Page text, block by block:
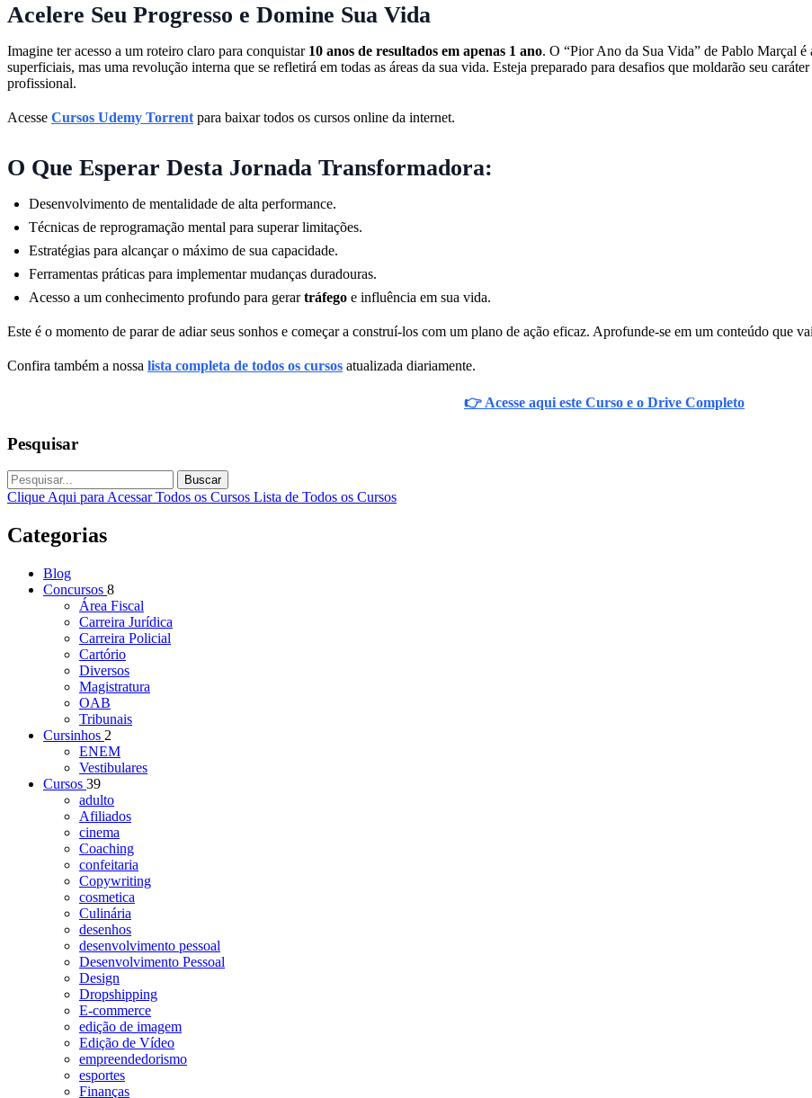
Acelere Seu Progresso e Domine Sua Vida
Imagine ter acesso a um roteiro claro para conquistar 10 anos de resultados em apenas 1 ano. O “Pior Ano da Sua Vida” de Pablo Marçal é
superficiais, mas uma revolução interna que se refletirá em todas as áreas da sua vida. Esteja preparado para desafios que moldarão seu
profissional.
Acesse Cursos Udemy Torrent para baixar todos os cursos online da internet.
O Que Esperar Desta Jornada Transformadora:
Desenvolvimento de mentalidade de alta performance.
Técnicas de reprogramação mental para superar limitações.
Estratégias para alcançar o máximo de sua capacidade.
Ferramentas práticas para implementar mudanças duradouras.
Acesso a um conhecimento profundo para gerartráfego e influência em sua vida.
Este é o momento de parar de adiar seus sonhos e começar a construí-los com um plano de ação eficaz. Aprofunde-se em um conteúdo que
Confira também a nossa lista completa de todos os cursos atualizada diariamente.
👉 Acesse aqui este Curso e o Drive Completo
Pesquisar
Buscar
Clique Aqui para Acessar Todos os Cursos Lista de Todos os Cursos
Categorias
Blog
Concursos 8
Área Fiscal
Carreira Jurídica
Carreira Policial
Cartório
Diversos
Magistratura
OAB
Tribunais
Cursinhos 2
ENEM
Vestibulares
Cursos 39
adulto
Afiliados
cinema
Coaching
confeitaria
Copywriting
cosmetica
Culinária
desenhos
desenvolvimento pessoal
Desenvolvimento Pessoal
Design
Dropshipping
E-commerce
edição de imagem
Edição de Vídeo
empreendedorismo
esportes
Finanças